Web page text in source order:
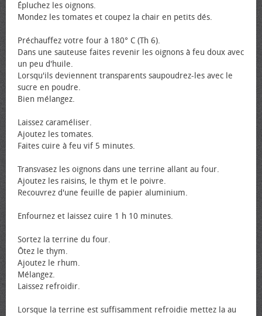
Épluchez les oignons.
Mondez les tomates et coupez la chair en petits dés.
Préchauffez votre four à 180° C (Th 6).
Dans une sauteuse faites revenir les oignons à feu doux avec
un peu d'huile.
Lorsqu'ils deviennent transparents saupoudrez-les avec le
sucre en poudre.
Bien mélangez.
Laissez caraméliser.
Ajoutez les tomates.
Faites cuire à feu vif 5 minutes.
Transvasez les oignons dans une terrine allant au four.
Ajoutez les raisins, le thym et le poivre.
Recouvrez d'une feuille de papier aluminium.
Enfournez et laissez cuire 1 h 10 minutes.
Sortez la terrine du four.
Ôtez le thym.
Ajoutez le rhum.
Mélangez.
Laissez refroidir.
Lorsque la terrine est suffisamment refroidie mettez la au